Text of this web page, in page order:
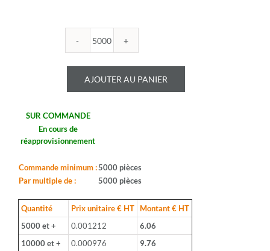
quantité
ROYALOHM
-
R0603B
-
Valeur:
-
Tol.:
1%
-
AJOUTER AU PANIER
SUR COMMANDE
En cours de
réapprovisionnement
Commande minimum :5000 pièces
Par multiple de :
5000 pièces
Quantité Prix unitaire € HT
Montant € HT
5000 et +
0.001212
6.06
10000 et +
0.000976
9.76